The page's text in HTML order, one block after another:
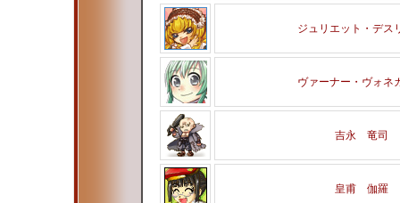
ジュリエット・デス
ヴァーナー・ヴォネ
吉永 竜司
皇甫 伽羅